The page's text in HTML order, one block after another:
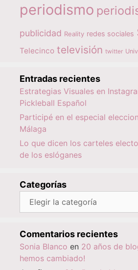
periodismo
publicidad Reality redes sociales
Telecinco televisión twitter
Entradas recientes
Estrategias Visuales en
Pickleball Español
Participé en el especial
Málaga
Lo que dicen los carteles
de los eslóganes
Categorías
Comentarios recientes
Sonia Blanco en 20 años de
hemos cambiado!